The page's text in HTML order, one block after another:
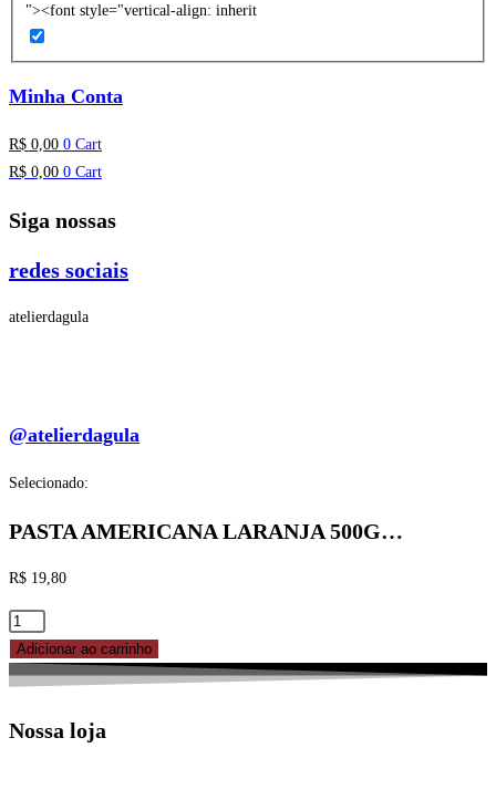
"><font style="vertical-align: inherit
Minha Conta
R$ 0,00 0 Cart
R$ 0,00 0 Cart
Siga nossas
redes sociais
atelierdagula
@atelierdagula
Selecionado:
PASTA AMERICANA LARANJA 500G…
R$ 19,80
PASTA
AMERICANA
LARANJA
ARCOLOR
Adicionar ao carrinho
Nossa loja